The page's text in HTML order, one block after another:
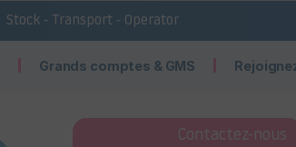
Stock - Transport - Operator
Grands comptes & GMS
Contactez-nous